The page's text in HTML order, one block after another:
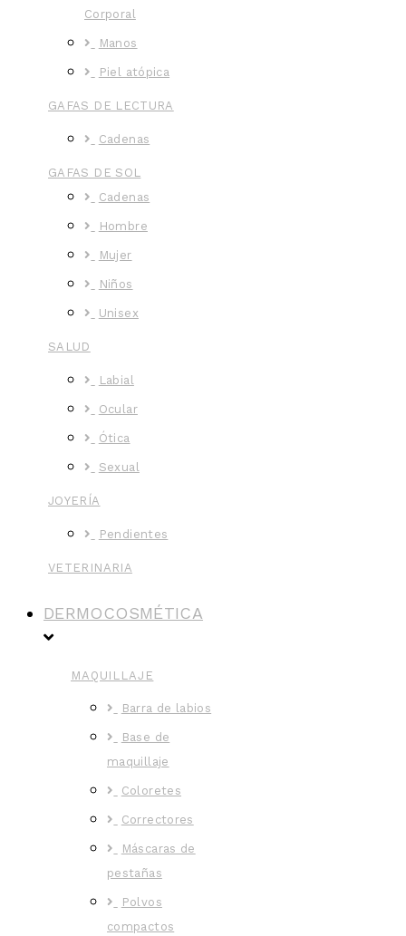
Corporal
Manos
Piel atópica
GAFAS DE LECTURA
Cadenas
GAFAS DE SOL
Cadenas
Hombre
Mujer
Niños
Unisex
SALUD
Labial
Ocular
Ótica
Sexual
JOYERÍA
Pendientes
VETERINARIA
DERMOCOSMÉTICA
MAQUILLAJE
Barra de labios
Base de
maquillaje
Coloretes
Correctores
Máscaras de
pestañas
Polvos
compactos